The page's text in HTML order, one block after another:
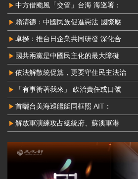
中方借颱風「交管」台海 海巡署：
賴清德：中國民族促進惡法 國際應
卓揆：推台日企業共同研發 深化合
國共兩黨是中國民主化的最大障礙
依法解散統促黨，更要守住民主法治
「有事衝著我來」 政治責任或口號
首曬台美海巡艦艇同框照 AIT：
解放軍演練攻占總統府、蘇澳軍港